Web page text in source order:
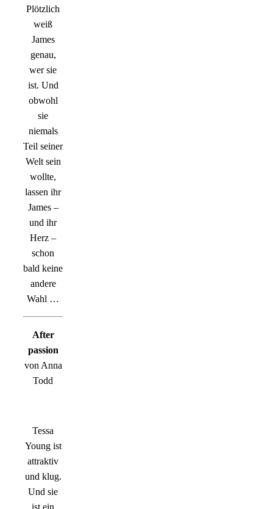
Plötzlich
weiß
James
genau,
wer sie
ist. Und
obwohl
sie
niemals
Teil seiner
Welt sein
wollte,
lassen ihr
James –
und ihr
Herz –
schon
bald keine
andere
Wahl …
After
passion
von Anna
Todd
Tessa
Young ist
attraktiv
und klug.
Und sie